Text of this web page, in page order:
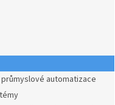
automatizace